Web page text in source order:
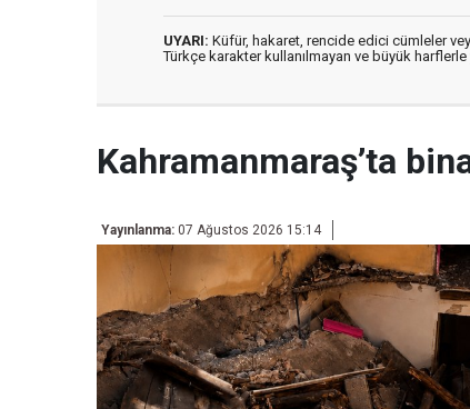
UYARI: Küfür, hakaret, rencide edici cümleler
Türkçe karakter kullanılmayan ve büyük
Kahramanmaraş’ta
Yayınlanma: 07 Ağustos 2026 15:14